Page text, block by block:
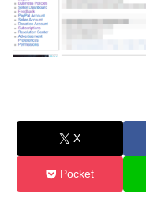
X
Pocket